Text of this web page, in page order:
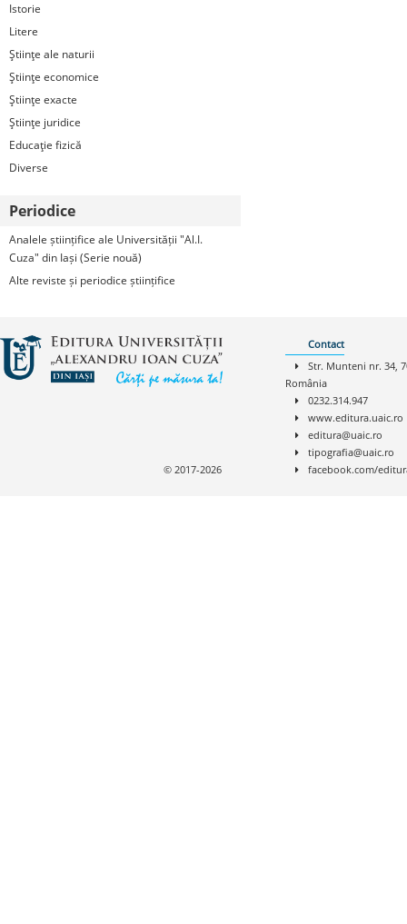
Istorie
Litere
Ştiinţe ale naturii
Ştiinţe economice
Ştiinţe exacte
Ştiinţe juridice
Educaţie fizică
Diverse
Periodice
Analele științifice ale Universității "Al.I.
Cuza" din Iași (Serie nouă)
Alte reviste și periodice științifice
Contact
Str. Munteni nr. 34,
România
0232.314.947
www.editura.uaic.ro
editura@uaic.ro
tipografia@uaic.ro
facebook.com/
© 2017-2026